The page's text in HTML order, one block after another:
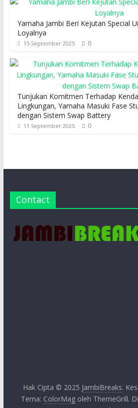
Yamaha Jambi Beri Kejutan Special
Loyalnya
15 September 2025 0
Tunjukan Komitmen Terhadap
Lingkungan, Yamaha Masuki Fase
dengan Sistem Swap Battery
11 September 2025 0
Contact
Hak Cipta © 2025 JambiBreaks.
Tema: ColorMagoleh ThemeGrill.